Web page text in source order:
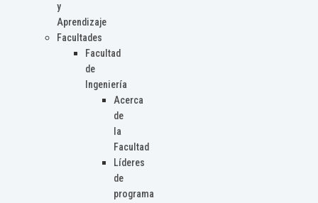
y
Aprendizaje
Facultades
Facultad
de
Ingeniería
Acerca
de
la
Facultad
Líderes
de
programa